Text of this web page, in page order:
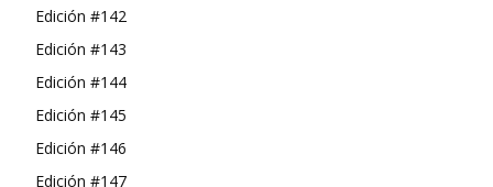
Edición #142
Edición #143
Edición #144
Edición #145
Edición #146
Edición #147